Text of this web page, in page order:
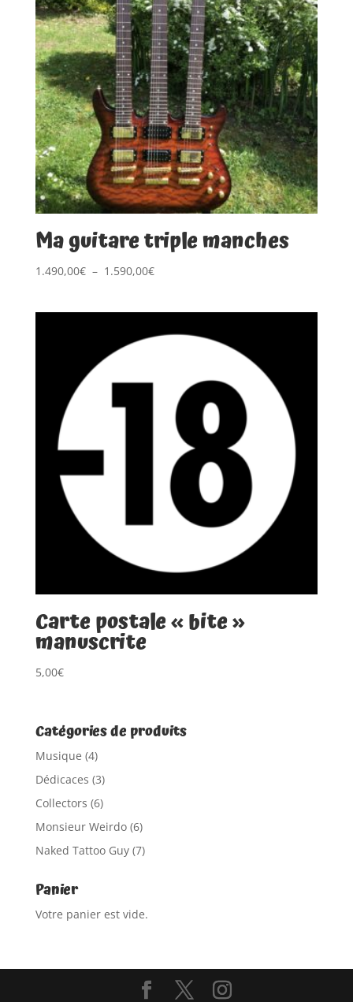
Ma guitare triple manches
1.490,00€ – 1.590,00€Plage
à
Carte postale « bite »
manuscrite
5,00€
Catégories de produits
Musique (4)
Dédicaces (3)
Collectors (6)
Monsieur Weirdo (6)
Naked Tattoo Guy (7)
Panier
Votre panier est vide.